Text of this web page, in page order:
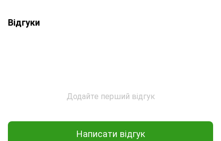
Відгуки
Додайте перший відгук
Написати відгук